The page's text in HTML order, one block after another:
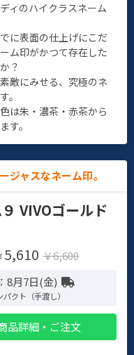
ィのハイクラスネーム
に表面の仕上げにこだ
ム印がかつて存在した
？
敵にみせる、究極のネ
。
は朱・濃茶・赤茶から
す。
ジャスなネーム印。
VIVOゴールド
5,610 ￥6,600
8月7日(金)
クト（手渡し）
品詳細・ご注文